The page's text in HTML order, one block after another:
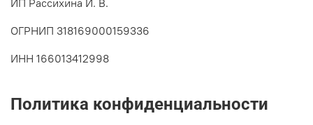
ОГРНИП 318169000159336
ИНН 166013412998
Политика конфиденциальности